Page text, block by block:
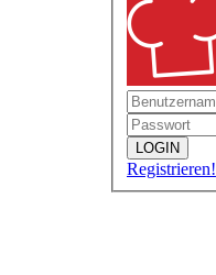
LOGIN
Registrieren!